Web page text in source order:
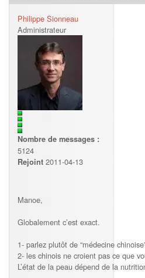
Philippe Sionneau
Administrateur
Nombre de messages :
5124
Rejoint 2011-04-13
Manoe,
Globalement c’est exact.
1- parlez plutôt de “médecine
2- les chinois ne croient pas ce que
L’état de la peau dépend de la